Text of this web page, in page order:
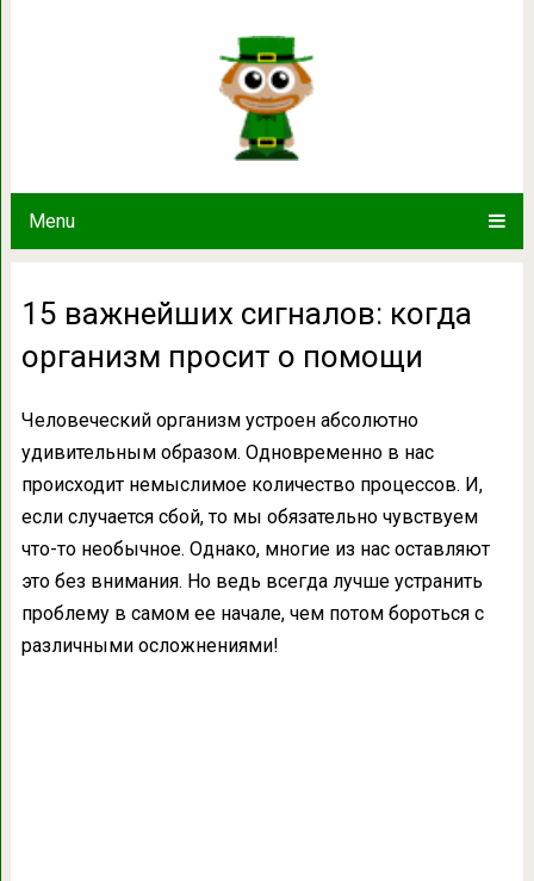
Menu
15 важнейших сигналов: когда
15 важнейших сигналов: когда
организм просит о помощи
Человеческий организм устроен абсолютно
удивительным образом. Одновременно в нас
происходит немыслимое количество процессов. И,
если случается сбой, то мы обязательно чувствуем
что-то необычное. Однако, многие из нас оставляют
это без внимания. Но ведь всегда лучше устранить
проблему в самом ее начале, чем потом бороться с
различными осложнениями!